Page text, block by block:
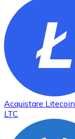
Acquistare Litecoin
LTC